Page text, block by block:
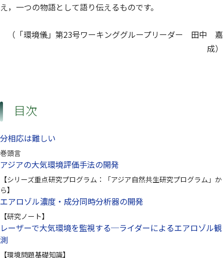
え，一つの物語として語り伝えるものです。
（「環境儀」第23号ワーキンググループリーダー 田中 嘉
成）
目次
分相応は難しい
巻頭言
アジアの大気環境評価手法の開発
【シリーズ重点研究プログラム：「アジア自然共生研究プログラム」か
ら】
エアロゾル濃度・成分同時分析器の開発
【研究ノート】
レーザーで大気環境を監視する─ライダーによるエアロゾル観
測
【環境問題基礎知識】